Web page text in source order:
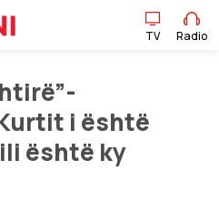
TV Radio
i është
është ky